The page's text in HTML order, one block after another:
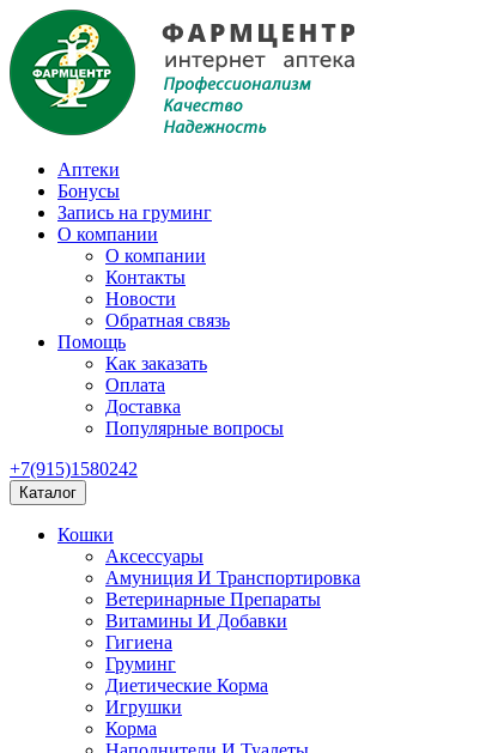
Аптеки
Бонусы
Запись на груминг
О компании
О компании
Контакты
Новости
Обратная связь
Помощь
Как заказать
Оплата
Доставка
Популярные вопросы
+7(915)1580242
Каталог
Кошки
Аксессуары
Амуниция И Транспортировка
Ветеринарные Препараты
Витамины И Добавки
Гигиена
Груминг
Диетические Корма
Игрушки
Корма